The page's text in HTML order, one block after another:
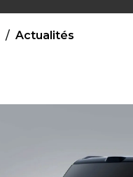
Actualités